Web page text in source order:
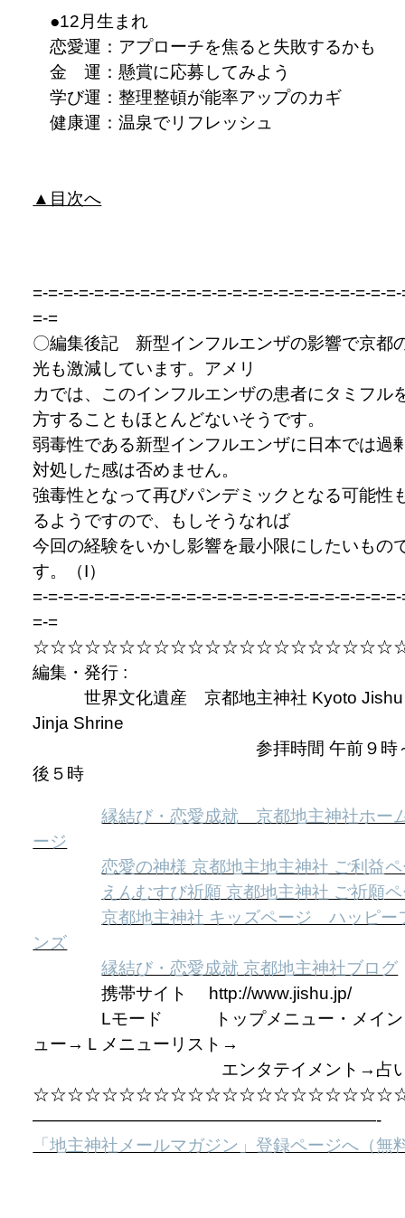
●12月生まれ
恋愛運：アプローチを焦ると失敗するかも
金 運：懸賞に応募してみよう
学び運：整理整頓が能率アップのカギ
健康運：温泉でリフレッシュ
▲目次へ
=-=-=-=-=-=-=-=-=-=-=-=-=-=-=-=-=-=-=-=-=-=-=-
=-=
〇編集後記 新型インフルエンザの影響で京都
光も激減しています。アメリ
カでは、このインフルエンザの患者にタミフル
方することもほとんどないそうです。
弱毒性である新型インフルエンザに日本では過
対処した感は否めません。
強毒性となって再びパンデミックとなる可能性
るようですので、もしそうなれば
今回の経験をいかし影響を最小限にしたいもの
す。（I）
=-=-=-=-=-=-=-=-=-=-=-=-=-=-=-=-=-=-=-=-=-=-=-
=-=
編集・発行 :
世界文化遺産 京都地主神社 Kyoto Jishu
Jinja Shrine
参拝時間 午前９時～
後５時
縁結び・恋愛成就 京都地主神社ホー
ージ
恋愛の神様 京都地主地主神社 ご利益
えんむすび祈願 京都地主神社 ご祈願
京都地主神社 キッズページ ハッピー
ンズ
縁結び・恋愛成就 京都地主神社ブログ
携帯サイト http://www.jishu.jp/
Lモード トップメニュー・メイン
ュー→Ｌメニューリスト→
エンタテイメント→占
————————————————————-
「地主神社メールマガジン」登録ページへ（無